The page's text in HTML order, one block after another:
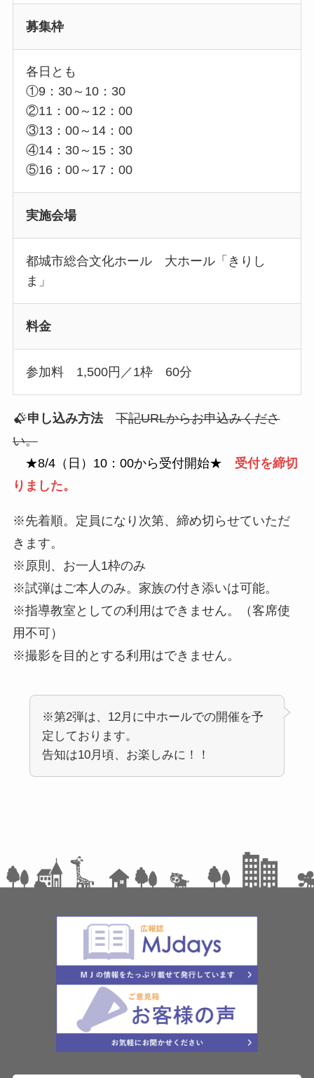
募集枠
各日とも
①9：30～10：30
②11：00～12：00
③13：00～14：00
④14：30～15：30
⑤16：00～17：00
実施会場
都城市総合文化ホール 大ホール「きりし
ま」
料金
参加料 1,500円／1枠 60分
申し込み方法
下記URLからお申込みくださ
い。
★8/4（日）10：00から受付開始★
受付を締切
りました。
※先着順。定員になり次第、締め切らせていただ
きます。
※原則、お一人1枠のみ
※試弾はご本人のみ。家族の付き添いは可能。
※指導教室としての利用はできません。（客席使
用不可）
※撮影を目的とする利用はできません。
※第2弾は、12月に中ホールでの開催を予
定しております。
告知は10月頃、お楽しみに！！